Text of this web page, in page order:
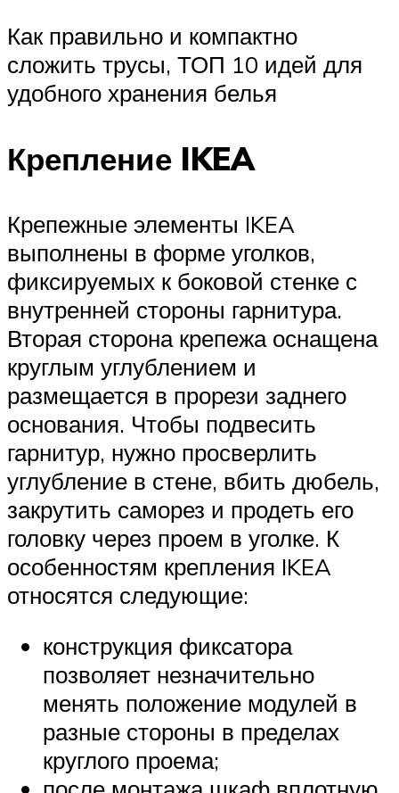
Как правильно и компактно
сложить трусы, ТОП 10 идей для
удобного хранения белья
Крепление IKEA
Крепежные элементы IKEA
выполнены в форме уголков,
фиксируемых к боковой стенке с
внутренней стороны гарнитура.
Вторая сторона крепежа оснащена
круглым углублением и
размещается в прорези заднего
основания. Чтобы подвесить
гарнитур, нужно просверлить
углубление в стене, вбить дюбель,
закрутить саморез и продеть его
головку через проем в уголке. К
особенностям крепления IKEA
относятся следующие:
конструкция фиксатора
позволяет незначительно
менять положение модулей в
разные стороны в пределах
круглого проема;